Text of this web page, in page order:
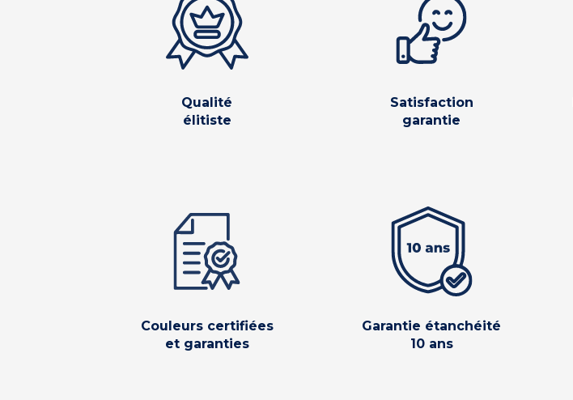
Qualité
élitiste
Satisfaction
garantie
Couleurs certifiées
et garanties
Garantie étanchéité
10 ans